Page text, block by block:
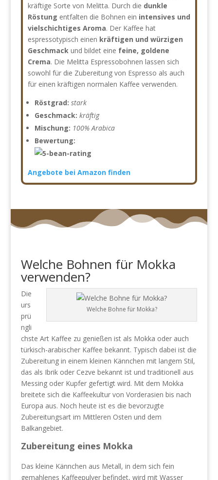
kräftige Sorte von Melitta. Durch die dunkle
Röstung entfalten die Bohnen ein intensives und
vielschichtiges Aroma. Der Kaffee hat
espressotypisch einen kräftigen und würzigen
Geschmackund bildet eine feine, goldene
Crema. Die Melitta Espressobohnen lassen sich
sowohl für die Zubereitung von Espresso als auch
für einen kräftigen normalen Kaffee verwenden.
Röstgrad: stark
Geschmack: kräftig
Mischung: 100% Arabica
Bewertung:
Angebote bei Amazon finden
Welche Bohnen für Mokka
verwenden?
Welche Bohne für Mokka?
Die
urs
prü
ngli
chste Art Kaffee zu genießen ist als Mokka oder auch
türkisch-arabischer Kaffee bekannt. Typisch dabei ist die
Zubereitung in einem kleinen Kännchen mit langem Stil,
das als Ibrik oder Cezve bekannt ist und traditionell aus
Messing oder Kupfer gefertigt wird. Mit dem Mokka
breitete sich die Kaffeekultur von Vorderasien bis nach
Europa aus. Noch heute ist es die bevorzugte
Zubereitungsart im Mittleren Osten und dem
Balkangebiet.
Zubereitung eines Mokka
Das kleine Kännchen aus Metall, in dem sich fein
gemahlenes Kaffeepulver befindet, wird mit Wasser